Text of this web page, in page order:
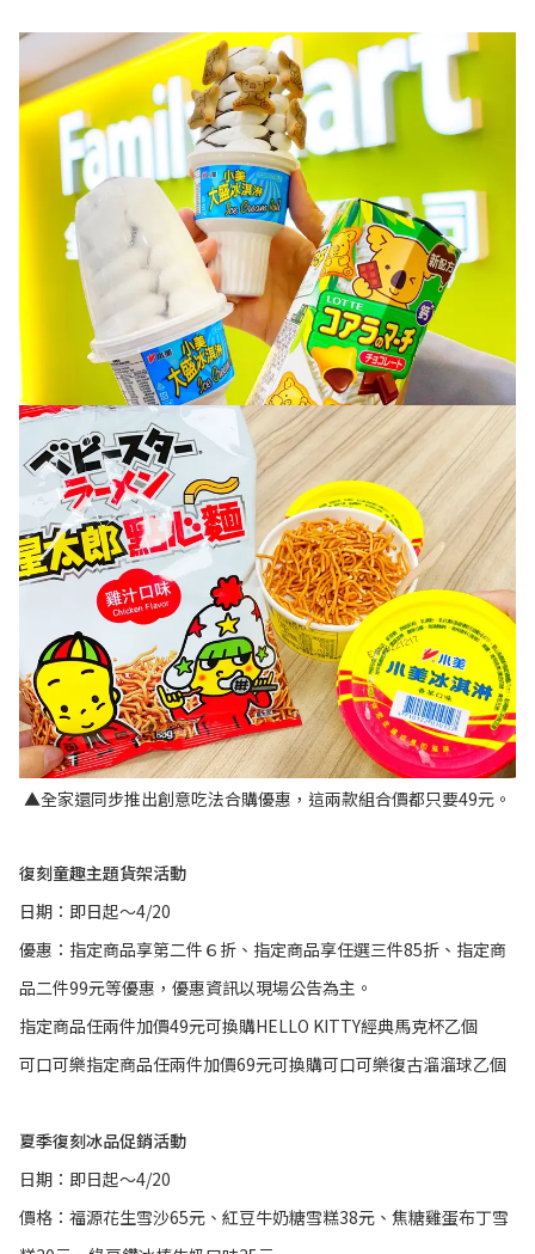
▲全家還同步推出創意吃法合購優惠，這兩款組合價都只要49元。
復刻童趣主題貨架活動
日期：即日起～4/20
優惠：指定商品享第二件６折、指定商品享任選三件85折、指定商
品二件99元等優惠，優惠資訊以現場公告為主。
指定商品任兩件加價49元可換購HELLO KITTY經典馬克杯乙個
可口可樂指定商品任兩件加價69元可換購可口可樂復古溜溜球乙個
夏季復刻冰品促銷活動
日期：即日起～4/20
價格：福源花生雪沙65元、紅豆牛奶糖雪糕38元、焦糖雞蛋布丁雪